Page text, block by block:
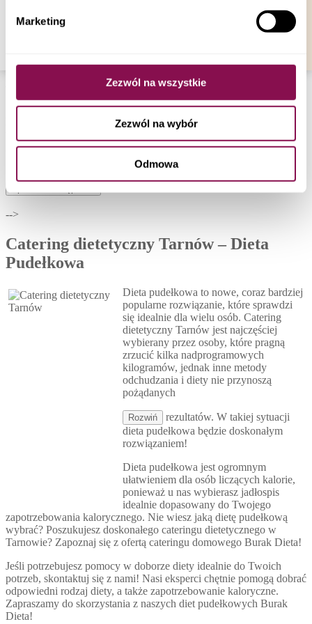
Twojej przeglądarki.
Marketing
Zezwól na wszystkie
Zezwól na wybór
Odmowa
Pokaż więcej
Bezpłatne dostawy
w godzinach 22:00 - 07:00
Nasze diety pudełkowe są dostarczane we wszystkich
godzinach: 22:00 – 07:00.
-->
Catering dietetyczny Tarnów – Dieta
Pudełkowa
Dieta pudełkowa to nowe, coraz bardziej
popularne rozwiązanie, które sprawdzi
się idealnie dla wielu osób. Catering
dietetyczny Tarnów jest najczęściej
wybierany przez osoby, które pragną
zrzucić kilka nadprogramowych
kilogramów, jednak inne metody
odchudzania i diety nie przynoszą
pożądanych
Rozwiń
rezultatów. W takiej sytuacji
dieta pudełkowa będzie doskonałym
rozwiązaniem!
Dieta pudełkowa jest ogromnym
ułatwieniem dla osób liczących kalorie,
ponieważ u nas wybierasz jadłospis
idealnie dopasowany do Twojego
zapotrzebowania kalorycznego. Nie wiesz jaką dietę pudełkową
wybrać? Poszukujesz doskonałego cateringu dietetycznego w
Tarnowie? Zapoznaj się z ofertą cateringu domowego Burak Dieta!
Jeśli potrzebujesz pomocy w doborze diety idealnie do Twoich
potrzeb, skontaktuj się z nami! Nasi eksperci chętnie pomogą dobrać
odpowiedni rodzaj diety, a także zapotrzebowanie kaloryczne.
Zapraszamy do skorzystania z naszych diet pudełkowych Burak
Dieta!